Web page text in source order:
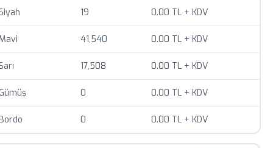
Siyah 19 0.00 TL + KDV
41,540 0.00 TL + KDV
Sarı 17,508 0.00 TL + KDV
0 0.00 TL + KDV
0 0.00 TL + KDV